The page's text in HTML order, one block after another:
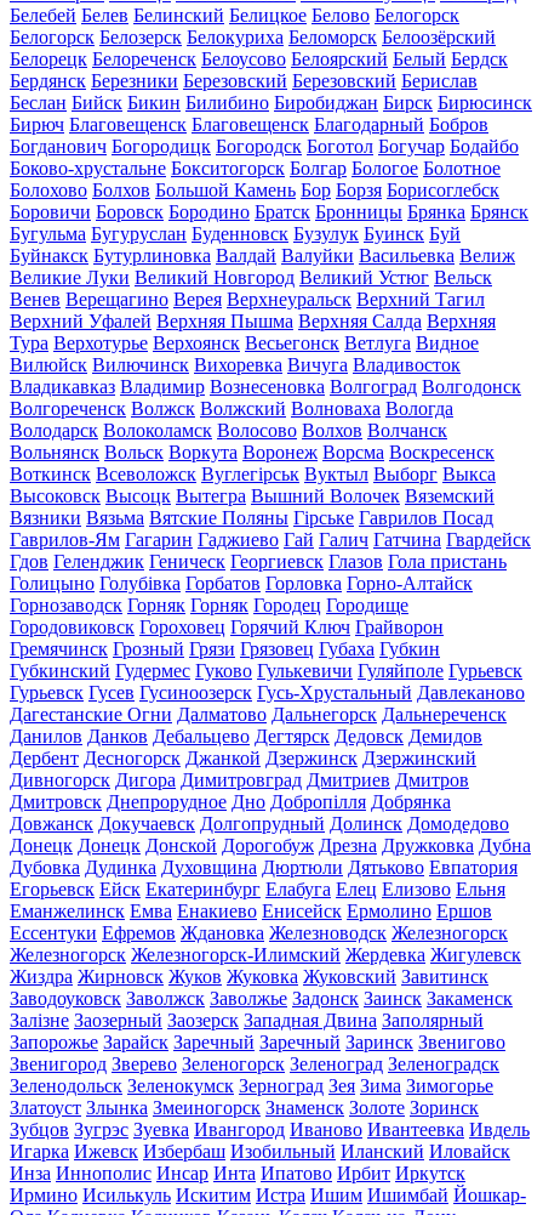
Белебей Белев Белинский Белицкое Белово Белогорск
Белогорск Белозерск Белокуриха Беломорск Белоозёрский
Белорецк Белореченск Белоусово Белоярский Белый Бердск
Бердянск Березники Березовский Березовский Берислав
Беслан Бийск Бикин Билибино Биробиджан Бирск Бирюсинск
Бирюч Благовещенск Благовещенск Благодарный Бобров
Богданович Богородицк Богородск Боготол Богучар Бодайбо
Боково-хрустальне Бокситогорск Болгар Бологое Болотное
Болохово Болхов Большой Камень Бор Борзя Борисоглебск
Боровичи Боровск Бородино Братск Бронницы Брянка Брянск
Бугульма Бугуруслан Буденновск Бузулук Буинск Буй
Буйнакск Бутурлиновка Валдай Валуйки Васильевка Велиж
Великие Луки Великий Новгород Великий Устюг Вельск
Венев Верещагино Верея Верхнеуральск Верхний Тагил
Верхний Уфалей Верхняя Пышма Верхняя Салда Верхняя
Тура Верхотурье Верхоянск Весьегонск Ветлуга Видное
Вилюйск Вилючинск Вихоревка Вичуга Владивосток
Владикавказ Владимир Вознесеновка Волгоград Волгодонск
Волгореченск Волжск Волжский Волноваха Вологда
Володарск Волоколамск Волосово Волхов Волчанск
Вольнянск Вольск Воркута Воронеж Ворсма Воскресенск
Воткинск Всеволожск Вуглегірськ Вуктыл Выборг Выкса
Высоковск Высоцк Вытегра Вышний Волочек Вяземский
Вязники Вязьма Вятские Поляны Гірське Гаврилов Посад
Гаврилов-Ям Гагарин Гаджиево Гай Галич Гатчина Гвардейск
Гдов Геленджик Геническ Георгиевск Глазов Гола пристань
Голицыно Голубівка Горбатов Горловка Горно-Алтайск
Горнозаводск Горняк Горняк Городец Городище
Городовиковск Гороховец Горячий Ключ Грайворон
Гремячинск Грозный Грязи Грязовец Губаха Губкин
Губкинский Гудермес Гуково Гулькевичи Гуляйполе Гурьевск
Гурьевск Гусев Гусиноозерск Гусь-Хрустальный Давлеканово
Дагестанские Огни Далматово Дальнегорск Дальнереченск
Данилов Данков Дебальцево Дегтярск Дедовск Демидов
Дербент Десногорск Джанкой Дзержинск Дзержинский
Дивногорск Дигора Димитровград Дмитриев Дмитров
Дмитровск Днепрорудное Дно Добропілля Добрянка
Довжанск Докучаевск Долгопрудный Долинск Домодедово
Донецк Донецк Донской Дорогобуж Дрезна Дружковка Дубна
Дубовка Дудинка Духовщина Дюртюли Дятьково Евпатория
Егорьевск Ейск Екатеринбург Елабуга Елец Елизово Ельня
Еманжелинск Емва Енакиево Енисейск Ермолино Ершов
Ессентуки Ефремов Ждановка Железноводск Железногорск
Железногорск Железногорск-Илимский Жердевка Жигулевск
Жиздра Жирновск Жуков Жуковка Жуковский Завитинск
Заводоуковск Заволжск Заволжье Задонск Заинск Закаменск
Залізне Заозерный Заозерск Западная Двина Заполярный
Запорожье Зарайск Заречный Заречный Заринск Звенигово
Звенигород Зверево Зеленогорск Зеленоград Зеленоградск
Зеленодольск Зеленокумск Зерноград Зея Зима Зимогорье
Златоуст Злынка Змеиногорск Знаменск Золоте Зоринск
Зубцов Зугрэс Зуевка Ивангород Иваново Ивантеевка Ивдель
Игарка Ижевск Избербаш Изобильный Иланский Иловайск
Инза Иннополис Инсар Инта Ипатово Ирбит Иркутск
Ирмино Исилькуль Искитим Истра Ишим Ишимбай Йошкар-